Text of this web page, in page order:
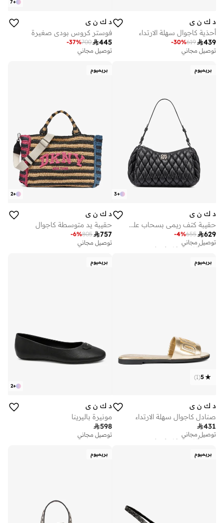
د ك ن ي
أحذية كاجوال سهلة الارتداء
439
619
-30%
توصيل مجاني
+
7
د ك ن ي
فوستر كروس بودي صغيرة
445
700
-37%
توصيل مجاني
بريميوم
+
3
د ك ن ي
حقيبة كتف ريمي بسحاب علوي
629
655
-4%
توصيل مجاني
تم بيع أكثر من 10 مؤخرا
بريميوم
+
2
د ك ن ي
حقيبة يد متوسطة كاجوال
757
805
-6%
توصيل مجاني
بريميوم
5
(
1
)
د ك ن ي
صنادل كاجوال سهلة الارتداء
431
توصيل مجاني
تم بيع أكثر من 10 مؤخرا
بريميوم
+
2
د ك ن ي
مونيرة باليرينا
598
توصيل مجاني
بريميوم بريميوم